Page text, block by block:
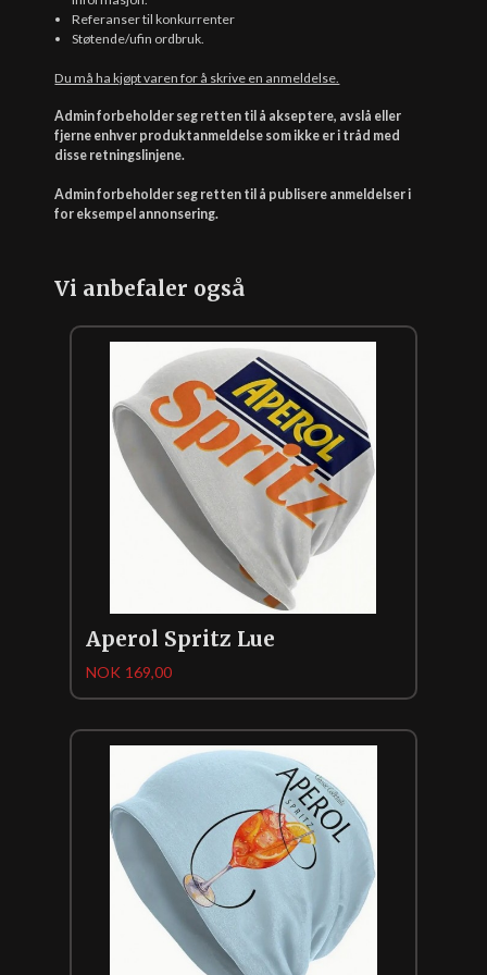
Referanser til konkurrenter
Støtende/ufin ordbruk.
Du må ha kjøpt varen for å skrive en anmeldelse.
Admin forbeholder seg retten til å akseptere, avslå eller
fjerne enhver produktanmeldelse som ikke er i tråd med
disse retningslinjene.
Admin forbeholder seg retten til å publisere anmeldelser i
for eksempel annonsering.
Vi anbefaler også
Aperol Spritz Lue
Pris
NOK 169,00